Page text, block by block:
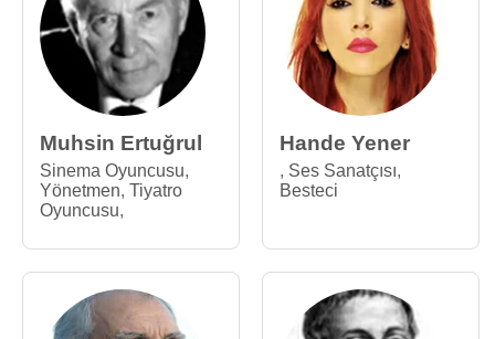
Muhsin Ertuğrul
Sinema Oyuncusu,
Yönetmen, Tiyatro
Oyuncusu,
Hande Yener
, Ses Sanatçısı,
Besteci